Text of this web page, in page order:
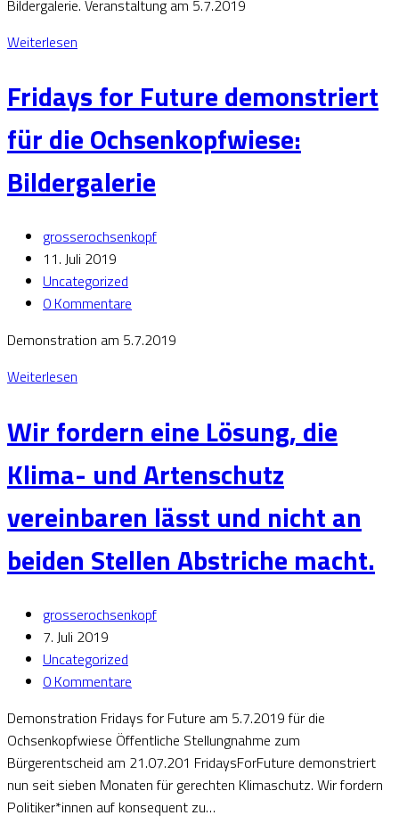
Bildergalerie. Veranstaltung am 5.7.2019
Weiterlesen
Fridays for Future demonstriert
für die Ochsenkopfwiese:
Bildergalerie
grosserochsenkopf
11. Juli 2019
Uncategorized
0 Kommentare
Demonstration am 5.7.2019
Weiterlesen
Wir fordern eine Lösung, die
Klima- und Artenschutz
vereinbaren lässt und nicht an
beiden Stellen Abstriche macht.
grosserochsenkopf
7. Juli 2019
Uncategorized
0 Kommentare
Demonstration Fridays for Future am 5.7.2019 für die
Ochsenkopfwiese Öffentliche Stellungnahme zum
Bürgerentscheid am 21.07.201 FridaysForFuture demonstriert
nun seit sieben Monaten für gerechten Klimaschutz. Wir fordern
Politiker*innen auf konsequent zu…